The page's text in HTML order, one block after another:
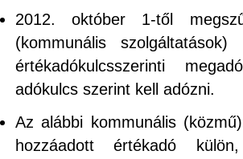
2012. október 1-től
(kommunális
értékadókulcsszerinti
adókulcs szerint kell adózni.
Az alábbi kommunális
hozzáadott értékadó